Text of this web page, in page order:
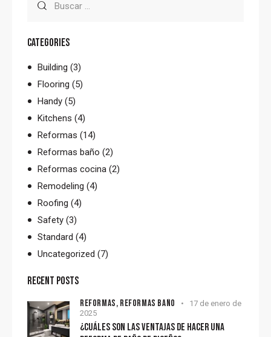
CATEGORIES
Building (3)
Flooring (5)
Handy (5)
Kitchens (4)
Reformas (14)
Reformas baño (2)
Reformas cocina (2)
Remodeling (4)
Roofing (4)
Safety (3)
Standard (4)
Uncategorized (7)
RECENT POSTS
REFORMAS, REFORMAS BAÑO
17 de enero de
2025
¿CUÁLES SON LAS VENTAJAS DE HACER UNA